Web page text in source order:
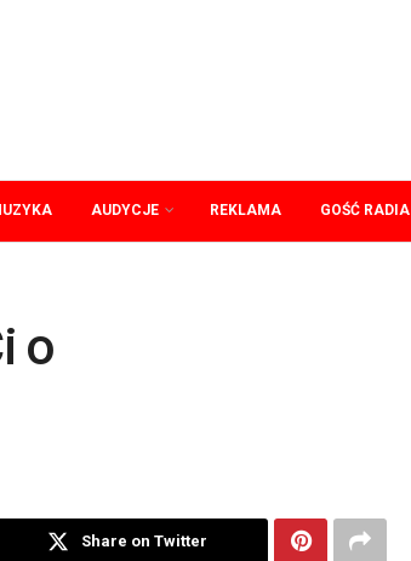
AUDYCJE REKLAMA GOŚĆ RADIA
o
Share on Twitter